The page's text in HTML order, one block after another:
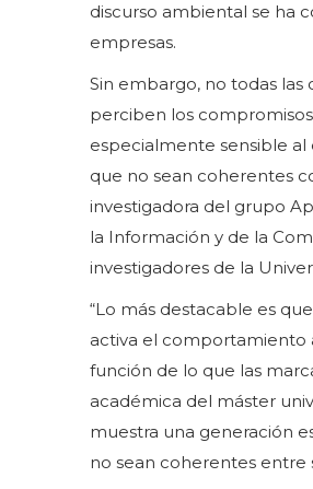
discurso ambiental se ha
empresas.
Sin embargo, no todas las
perciben los
especialmente sensible
que no sean coherentes
investigadora del grupo
la Información y de la
investigadores de la
“Lo más destacable es
activa el comportamiento
función de lo que las
académica del máster
muestra una generación
no sean coherentes entre